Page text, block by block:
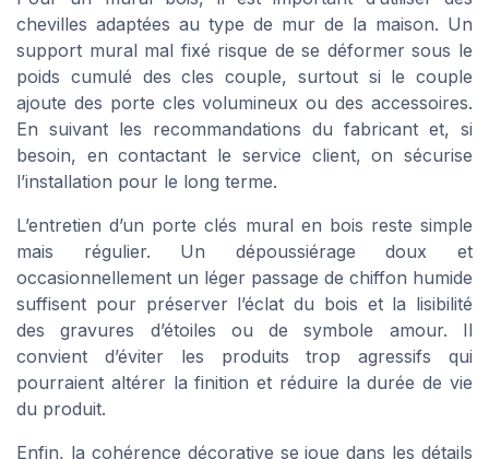
chevilles adaptées au type de mur de la maison. Un
support mural mal fixé risque de se déformer sous le
poids cumulé des cles couple, surtout si le couple
ajoute des porte cles volumineux ou des accessoires.
En suivant les recommandations du fabricant et, si
besoin, en contactant le service client, on sécurise
l’installation pour le long terme.
L’entretien d’un porte clés mural en bois reste simple
mais régulier. Un dépoussiérage doux et
occasionnellement un léger passage de chiffon humide
suffisent pour préserver l’éclat du bois et la lisibilité
des gravures d’étoiles ou de symbole amour. Il
convient d’éviter les produits trop agressifs qui
pourraient altérer la finition et réduire la durée de vie
du produit.
Enfin, la cohérence décorative se joue dans les détails